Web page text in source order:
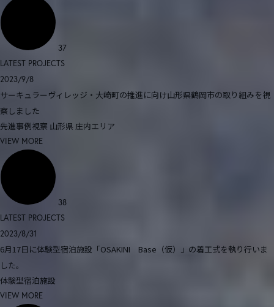
37
LATEST PROJECTS
2023/9/8
サーキュラーヴィレッジ・大崎町の推進に向け山形県鶴岡市の取り組みを視
察しました
先進事例視察 山形県 庄内エリア
VIEW MORE
38
LATEST PROJECTS
2023/8/31
6月17日に体験型宿泊施設「OSAKINI Base（仮）」の着工式を執り行いま
した。
体験型宿泊施設
VIEW MORE